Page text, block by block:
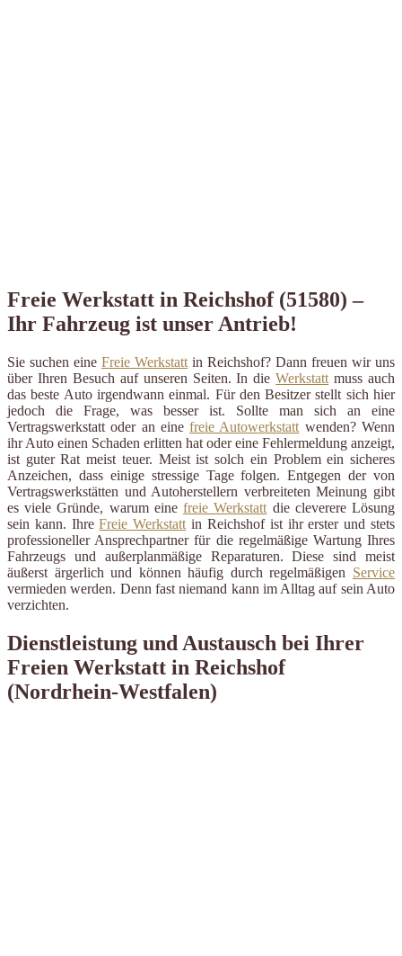
Freie Werkstatt in Reichshof (51580) –
Ihr Fahrzeug ist unser Antrieb!
Sie suchen eine Freie Werkstatt in Reichshof? Dann freuen wir uns
über Ihren Besuch auf unseren Seiten. In dieWerkstatt muss auch
das beste Auto irgendwann einmal. Für den Besitzer stellt sich hier
jedoch die Frage, was besser ist. Sollte man sich an eine
Vertragswerkstatt oder an einefreie Autowerkstatt wenden? Wenn
ihr Auto einen Schaden erlitten hat oder eine Fehlermeldung anzeigt,
ist guter Rat meist teuer. Meist ist solch ein Problem ein sicheres
Anzeichen, dass einige stressige Tage folgen. Entgegen der von
Vertragswerkstätten und Autoherstellern verbreiteten Meinung gibt
es viele Gründe, warum einefreie Werkstatt die cleverere Lösung
sein kann. IhreFreie Werkstatt in Reichshof ist ihr erster und stets
professioneller Ansprechpartner für die regelmäßige Wartung Ihres
Fahrzeugs und außerplanmäßige Reparaturen. Diese sind meist
äußerst ärgerlich und können häufig durch regelmäßigen Service
vermieden werden. Denn fast niemand kann im Alltag auf sein Auto
verzichten.
Dienstleistung und Austausch bei Ihrer
Freien Werkstatt in Reichshof
(Nordrhein-Westfalen)